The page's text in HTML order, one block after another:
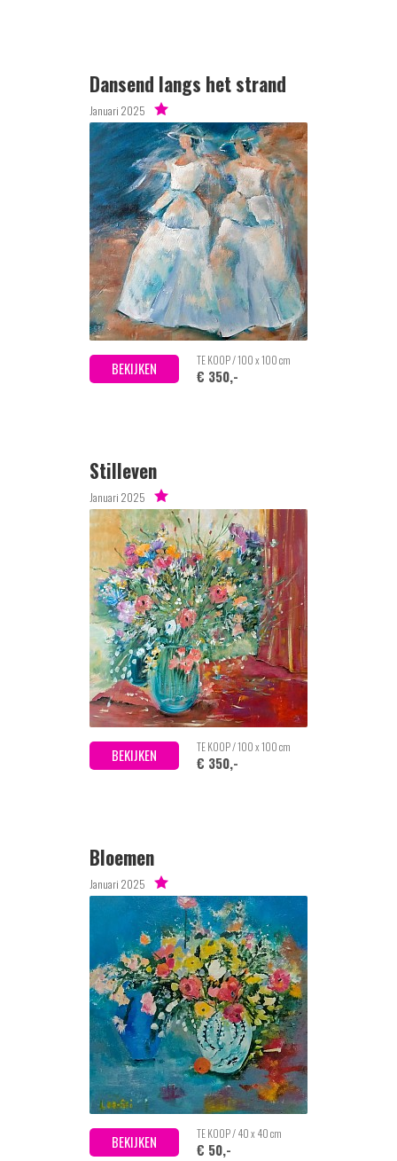
Dansend langs het strand
Januari 2025
BEKIJKEN TE KOOP / 100 x 100 cm
€ 350,-
Stilleven
Januari 2025
BEKIJKEN TE KOOP / 100 x 100 cm
€ 350,-
Bloemen
Januari 2025
BEKIJKEN TE KOOP / 40 x 40 cm
€ 50,-